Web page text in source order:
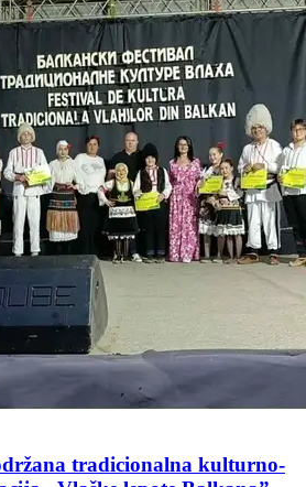
tradicionalna kulturno-